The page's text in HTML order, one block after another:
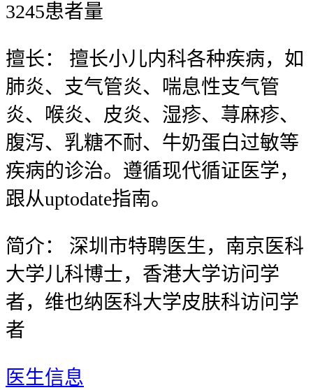
3245患者量
擅长：
擅长小儿内科各种疾病，如
肺炎、支气管炎、喘息性支气管
炎、喉炎、皮炎、湿疹、荨麻疹、
腹泻、乳糖不耐、牛奶蛋白过敏等
疾病的诊治。遵循现代循证医学，
跟从uptodate指南。
简介：
深圳市特聘医生，南京医科
大学儿科博士，香港大学访问学
者，维也纳医科大学皮肤科访问学
者
医生信息